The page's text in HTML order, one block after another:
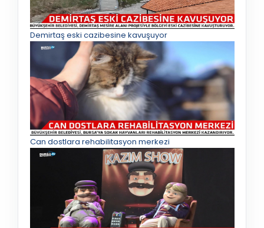
Demirtaş eski cazibesine kavuşuyor
Can dostlara rehabilitasyon merkezi